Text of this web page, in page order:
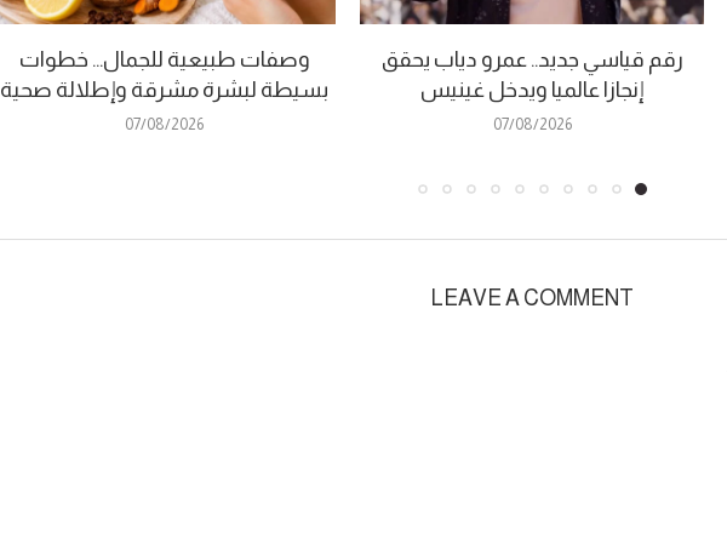
رقم قياسي جديد.. عمرو دياب يحقق
إنجازا عالميا ويدخل غينيس
07/08/2026
وصفات طبيعية للجمال… خطوات
بسيطة لبشرة مشرقة وإطلالة صحية
07/08/2026
LEAVE A COMMENT